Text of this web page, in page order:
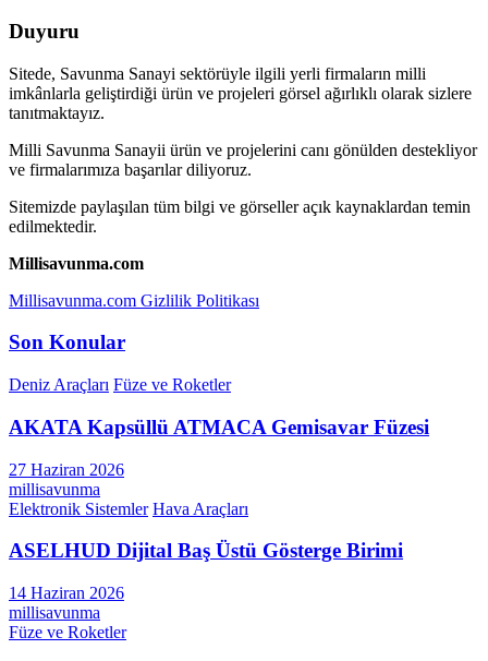
Duyuru
Sitede, Savunma Sanayi sektörüyle ilgili yerli firmaların milli
imkânlarla geliştirdiği ürün ve projeleri görsel ağırlıklı olarak sizlere
tanıtmaktayız.
Milli Savunma Sanayii ürün ve projelerini canı gönülden destekliyor
ve firmalarımıza başarılar diliyoruz.
Sitemizde paylaşılan tüm bilgi ve görseller açık kaynaklardan temin
edilmektedir.
Millisavunma.com
Millisavunma.com Gizlilik Politikası
Son Konular
Deniz Araçları Füze ve Roketler
AKATA Kapsüllü ATMACA Gemisavar Füzesi
27 Haziran 2026
millisavunma
Elektronik Sistemler Hava Araçları
ASELHUD Dijital Baş Üstü Gösterge Birimi
14 Haziran 2026
millisavunma
Füze ve Roketler